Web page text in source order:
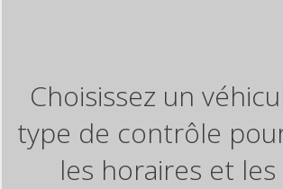
Choisissez un
type de contrôle
les horaires et